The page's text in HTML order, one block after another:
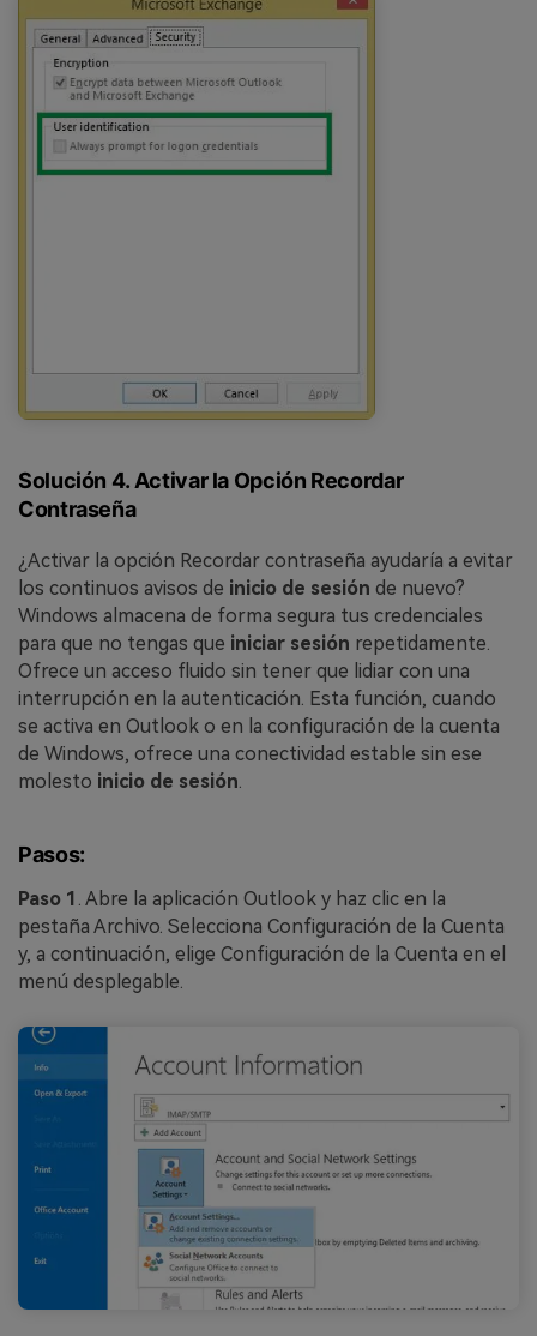
Solución 4. Activar la Opción Recordar
Contraseña
¿Activar la opción Recordar contraseña ayudaría a evitar
los continuos avisos de inicio de sesión de nuevo?
Windows almacena de forma segura tus credenciales
para que no tengas que iniciar sesión repetidamente.
Ofrece un acceso fluido sin tener que lidiar con una
interrupción en la autenticación. Esta función, cuando
se activa en Outlook o en la configuración de la cuenta
de Windows, ofrece una conectividad estable sin ese
molesto inicio de sesión
Pasos:
Paso 1 . Abre la aplicación Outlook y haz clic en la
pestaña Archivo. Selecciona Configuración de la Cuenta
y, a continuación, elige Configuración de la Cuenta en el
menú desplegable.